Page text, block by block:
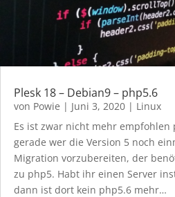
Plesk 18 – Debian9 – php5.6
von Powie | Juni 3, 2020 | Linux
Es ist zwar nicht mehr
gerade wer die Version 5 noch
Migration vorzubereiten, der
zu php5. Habt ihr einen Server
dann ist dort kein php5.6 mehr…